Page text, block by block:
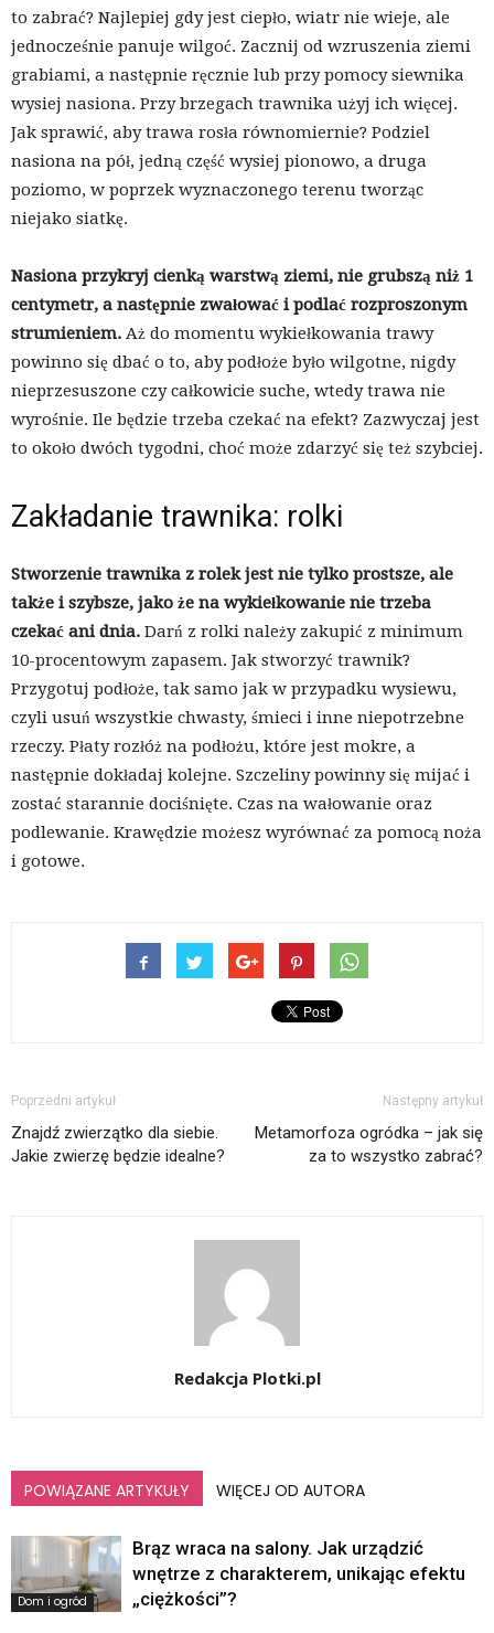
to zabrać? Najlepiej gdy jest ciepło, wiatr nie wieje, ale
jednocześnie panuje wilgoć. Zacznij od wzruszenia ziemi
grabiami, a następnie ręcznie lub przy pomocy siewnika
wysiej nasiona. Przy brzegach trawnika użyj ich więcej.
Jak sprawić, aby trawa rosła równomiernie? Podziel
nasiona na pół, jedną część wysiej pionowo, a druga
poziomo, w poprzek wyznaczonego terenu tworząc
niejako siatkę.
Nasiona przykryj cienką warstwą ziemi, nie grubszą niż 1
centymetr, a następnie zwałować i podlać rozproszonym
strumieniem. Aż do momentu wykiełkowania trawy
powinno się dbać o to, aby podłoże było wilgotne, nigdy
nieprzesuszone czy całkowicie suche, wtedy trawa nie
wyrośnie. Ile będzie trzeba czekać na efekt? Zazwyczaj jest
to około dwóch tygodni, choć może zdarzyć się też szybciej.
Zakładanie trawnika: rolki
Stworzenie trawnika z rolek jest nie tylko prostsze, ale
także i szybsze, jako że na wykiełkowanie nie trzeba
czekać ani dnia. Darń z rolki należy zakupić z minimum
10-procentowym zapasem. Jak stworzyć trawnik?
Przygotuj podłoże, tak samo jak w przypadku wysiewu,
czyli usuń wszystkie chwasty, śmieci i inne niepotrzebne
rzeczy. Płaty rozłóż na podłożu, które jest mokre, a
następnie dokładaj kolejne. Szczeliny powinny się mijać i
zostać starannie dociśnięte. Czas na wałowanie oraz
podlewanie. Krawędzie możesz wyrównać za pomocą noża
i gotowe.
Poprzedni artykuł
Znajdź zwierzątko dla siebie.
Jakie zwierzę będzie idealne?
Następny artykuł
Metamorfoza ogródka – jak się
za to wszystko zabrać?
Redakcja Plotki.pl
POWIĄZANE ARTYKUŁY WIĘCEJ OD AUTORA
Dom i ogród
Brąz wraca na salony. Jak urządzić
wnętrze z charakterem, unikając efektu
„ciężkości”?